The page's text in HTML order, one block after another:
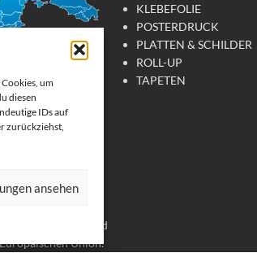
um
diesen
IDs auf
zurückziehst,
ansehenPoster,
Österreich und
Union.
KLEBEFOLIE
POSTERDRUCK
PLATTEN & SCHILDER
ROLL-UP
TAPETEN